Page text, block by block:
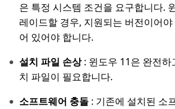
은 특정 시스템 조건을 요구합니다.
레이드할 경우, 지원되는 버전이어
어 있어야 합니다.
설치 파일 손상: 윈도우 11은 완전
치 파일이 필요합니다.
소프트웨어 충돌 : 기존에 설치된 소